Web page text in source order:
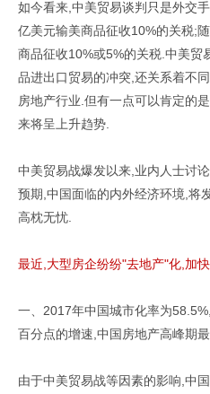
如今看来,中美贸易谈判只是外交
亿美元输美商品征收10%的关税;
商品征收10%或5%的关税.中美贸
品进出口贸易的冲突,还关系着不
房地产行业.但有一点可以肯定的
来将呈上升趋势.
中美贸易战爆发以来,业内人士讨
预期,中国面临的内外经济环境,将
高枕无忧.
最近,大型房企纷纷"去地产"化,加
一、2017年中国城市化率为
百分点的增速,中国房地产高峰期
由于中美贸易战等因素的影响,中